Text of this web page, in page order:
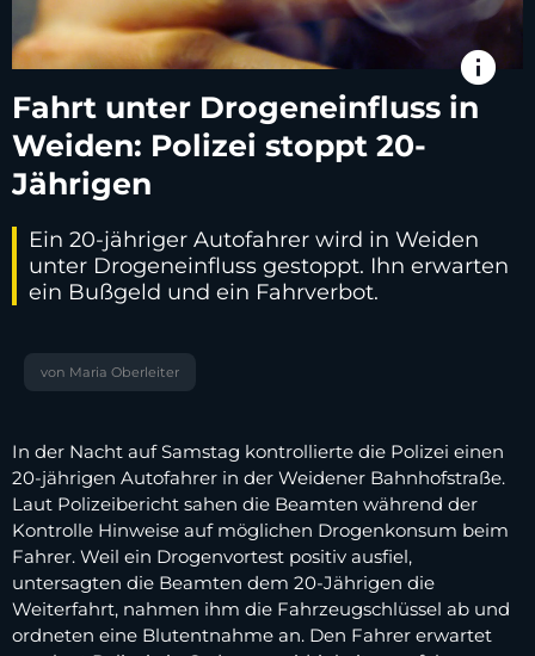
info
Fahrt unter Drogeneinfluss in
Weiden: Polizei stoppt 20-
Jährigen
Ein 20-jähriger Autofahrer wird in Weiden
unter Drogeneinfluss gestoppt. Ihn erwarten
ein Bußgeld und ein Fahrverbot.
von Maria Oberleiter
In der Nacht auf Samstag kontrollierte die Polizei einen
20-jährigen Autofahrer in der Weidener Bahnhofstraße.
Laut Polizeibericht sahen die Beamten während der
Kontrolle Hinweise auf möglichen Drogenkonsum beim
Fahrer. Weil ein Drogenvortest positiv ausfiel,
untersagten die Beamten dem 20-Jährigen die
Weiterfahrt, nahmen ihm die Fahrzeugschlüssel ab und
ordneten eine Blutentnahme an. Den Fahrer erwartet